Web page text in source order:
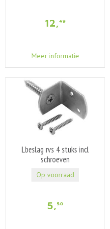
12,49
Meer informatie
Lbeslag rvs 4 stuks incl
schroeven
5,50
Op voorraad